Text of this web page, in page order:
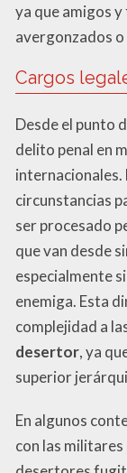
ya que amigos
avergonzados
Cargos
Desde el punto
delito penal en
internacionales.
circunstancias
ser procesado
que van desde
especialmente
enemiga. Esta
complejidad a
desertor, ya
superior
En algunos
con las